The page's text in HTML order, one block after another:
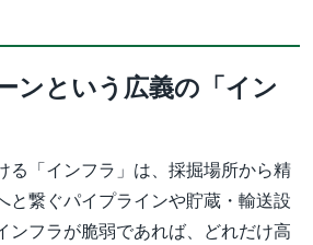
ンという広義の「イン
る「インフラ」は、採掘場所から精
と繋ぐパイプラインや貯蔵・輸送設
ンフラが脆弱であれば、どれだけ高